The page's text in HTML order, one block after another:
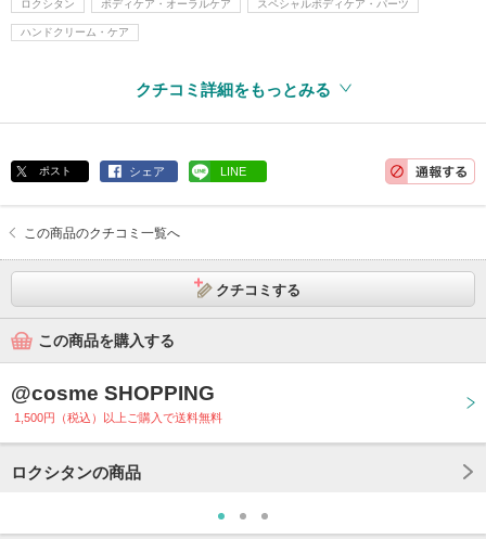
ロクシタン ボディケア・オーラルケア スペシャルボディケア・パーツ
ハンドクリーム・ケア
クチコミ詳細をもっとみる
ポスト シェア LINE
この商品のクチコミ一覧へ
クチコミする
この商品を購入する
@cosme SHOPPING
1,500円（税込）以上ご購入で送料無料
ロクシタンの商品